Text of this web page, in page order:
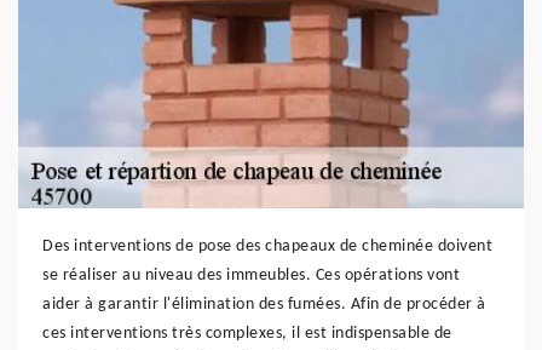
Des interventions de pose des chapeaux de cheminée doivent
se réaliser au niveau des immeubles. Ces opérations vont
aider à garantir l'élimination des fumées. Afin de procéder à
ces interventions très complexes, il est indispensable de